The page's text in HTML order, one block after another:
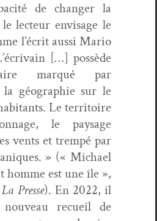
de chang­er la
lecteur envis­age le
l’écrit aus­si Mario
[…] pos­sède
mar­qué par
la géo­gra­phie sur le
Le ter­ri­toire
le paysage
vents et trem­pé par
» (« Michael
homme est une île »,
La Presse). En 2022, il
recueil de